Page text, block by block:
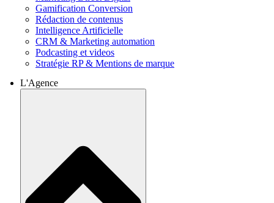
Gamification Conversion
Rédaction de contenus
Intelligence Artificielle
CRM & Marketing automation
Podcasting et videos
Stratégie RP & Mentions de marque
L'Agence